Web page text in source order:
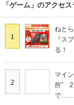
「ゲーム」のアクセ
1
ねと
『ス
る！
2
マイ
所” 2
で……